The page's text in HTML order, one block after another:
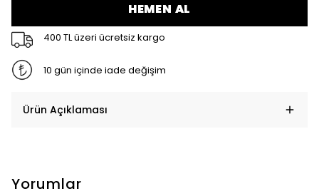
HEMEN AL
400 TL üzeri ücretsiz kargo
10 gün içinde iade değişim
Ürün Açıklaması
Yorumlar